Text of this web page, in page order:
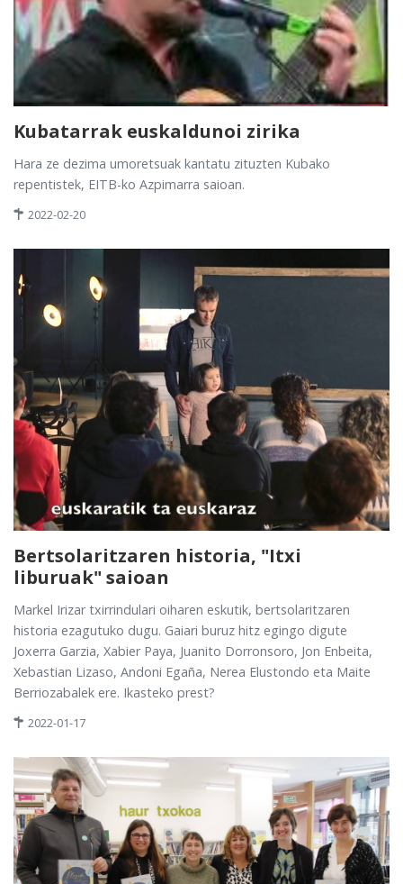
Kubatarrak euskaldunoi zirika
Hara ze dezima umoretsuak kantatu zituzten Kubako
repentistek, EITB-ko Azpimarra saioan.
2022-02-20
Bertsolaritzaren historia, "Itxi
liburuak" saioan
Markel Irizar txirrindulari oiharen eskutik, bertsolaritzaren
historia ezagutuko dugu. Gaiari buruz hitz egingo digute
Joxerra Garzia, Xabier Paya, Juanito Dorronsoro, Jon Enbeita,
Xebastian Lizaso, Andoni Egaña, Nerea Elustondo eta Maite
Berriozabalek ere. Ikasteko prest?
2022-01-17